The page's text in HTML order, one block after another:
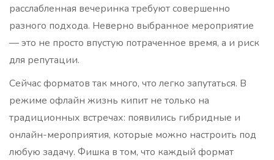
расслабленная вечеринка требуют совершенно
разного подхода. Неверно выбранное мероприятие
— это не просто впустую потраченное время, а и риск
для репутации.
Сейчас форматов так много, что легко запутаться. В
режиме офлайн жизнь кипит не только на
традиционных встречах: появились гибридные и
онлайн-мероприятия, которые можно настроить под
любую задачу. Фишка в том, что каждый формат